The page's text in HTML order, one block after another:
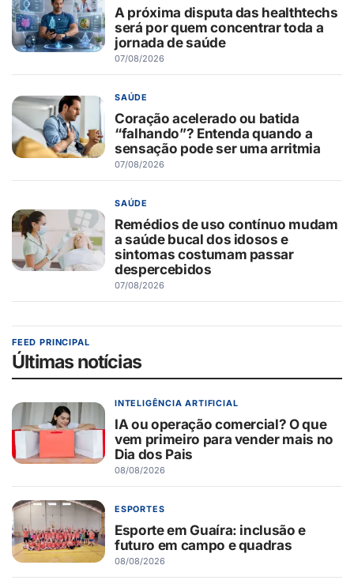
A próxima disputa das healthtechs
será por quem concentrar toda a
jornada de saúde
07/08/2026
SAÚDE
Coração acelerado ou batida
“falhando”? Entenda quando a
sensação pode ser uma arritmia
07/08/2026
SAÚDE
Remédios de uso contínuo mudam
a saúde bucal dos idosos e
sintomas costumam passar
despercebidos
07/08/2026
FEED PRINCIPAL
Últimas notícias
INTELIGÊNCIA ARTIFICIAL
IA ou operação comercial? O que
vem primeiro para vender mais no
Dia dos Pais
08/08/2026
ESPORTES
Esporte em Guaíra: inclusão e
futuro em campo e quadras
08/08/2026